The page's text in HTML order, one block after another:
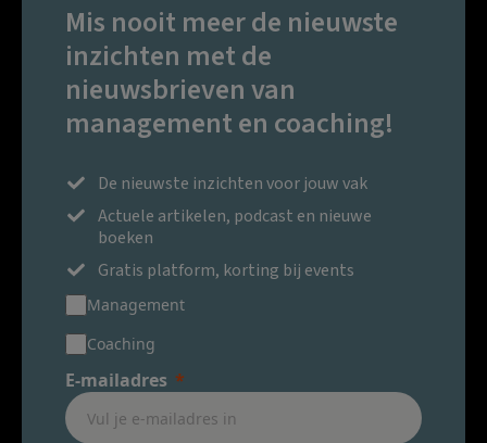
Mis nooit meer de nieuwste
inzichten met de
nieuwsbrieven van
management en coaching!
De nieuwste inzichten voor jouw vak
Actuele artikelen, podcast en nieuwe
boeken
Gratis platform, korting bij events
Management
Coaching
E-mailadres